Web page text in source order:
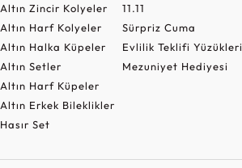
Altın Zincir Kolyeler
Altın Harf Kolyeler
Altın Halka Küpeler
Altın Setler
Altın Harf Küpeler
Altın Erkek Bileklikler
Hasır Set
11.11
Sürpriz Cuma
Evlilik Teklifi Yüzükleri
Mezuniyet Hediyesi